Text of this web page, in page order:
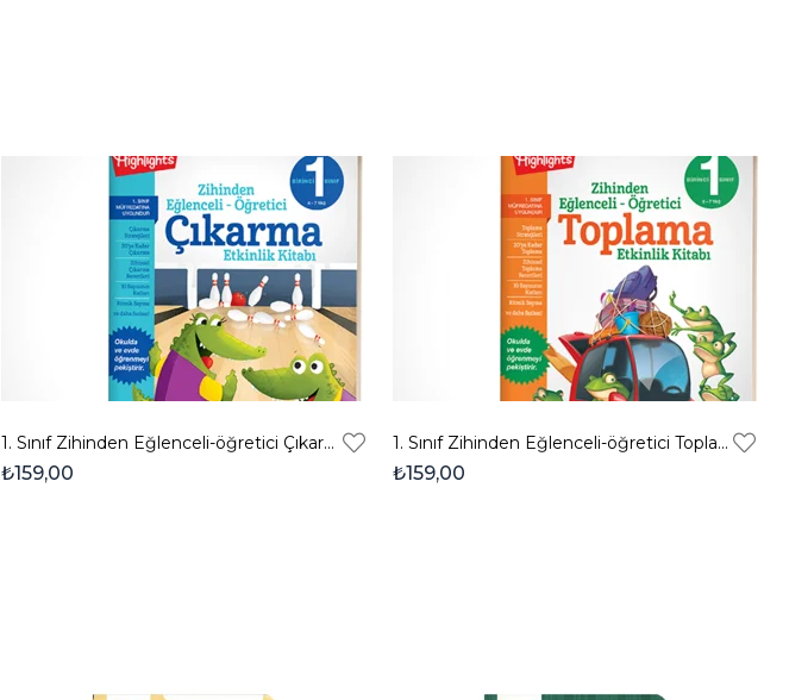
1. Sınıf Zihinden Eğlenceli-öğretici Çıkarma Etkinlikleri
₺159,00
1. Sınıf Zihinden Eğlenceli-öğretici Toplama Etkinlikleri
₺159,00